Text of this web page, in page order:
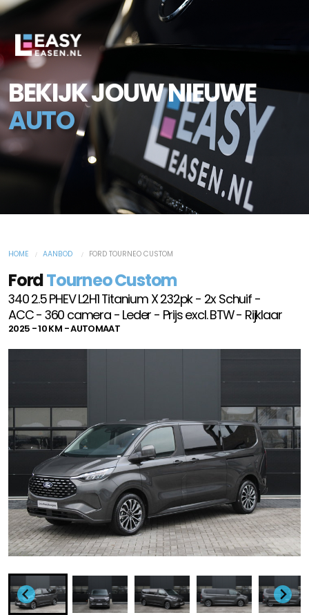
BEKIJK JOUW NIEUWE
AUTO
HOME AANBOD FORD TOURNEO CUSTOM
FordTourneo Custom
340 2.5 PHEV L2H1 Titanium X 232pk - 2x Schuif -
ACC - 360 camera - Leder - Prijs excl. BTW - Rijklaar
2025 - 10 KM - AUTOMAAT